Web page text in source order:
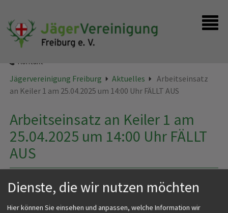
Startseite
Instagram
Kontakt
Jägervereinigung Freiburg Aktuelles
Arbeitseinsatz
an Keiler 1 am 25.04.2025 um 14:00 Uhr FÄLLT AUS
Arbeitseinsatz an Keiler 1 am
25.04.2025 um 14:00 Uhr FÄLLT
AUS
Der Arbeitseinsatz fällt aus!
Dienste, die wir nutzen möchten
Hier können Sie einsehen und anpassen, welche Information wir